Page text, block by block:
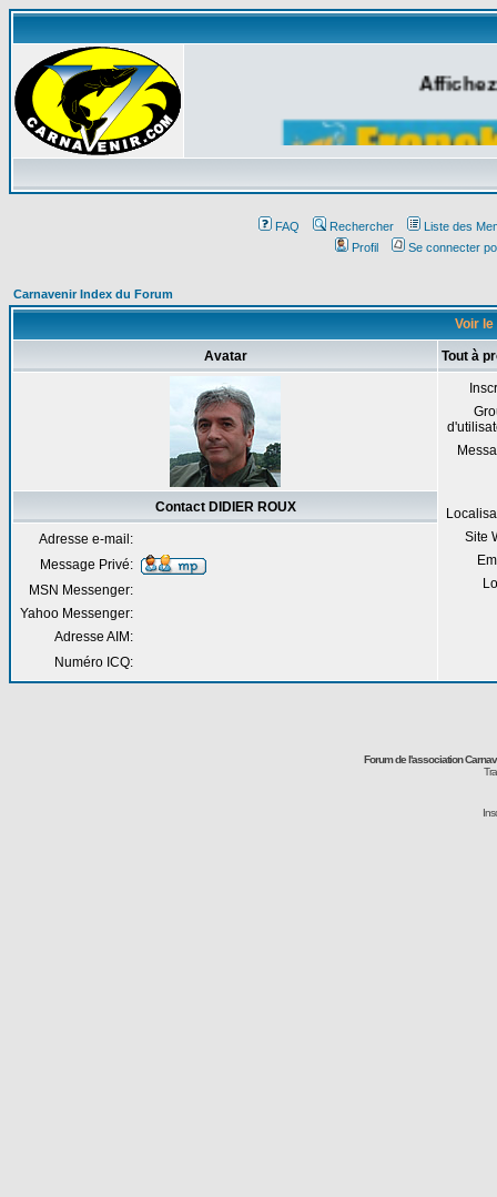
FAQ Rechercher
Liste des
Profil
Se connecter
Carnavenir Index du Forum
Voir le
Avatar Tout à
Site
Contact DIDIER ROUX
Adresse e-mail:
Message Privé:
MSN Messenger:
Yahoo Messenger:
Adresse AIM:
Numéro ICQ:
Forum de l'association